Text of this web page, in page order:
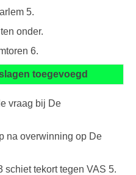
5.
onder.
6.
toegevoegd
vraag bij De
na overwinning op De
schiet tekort tegen VAS 5.